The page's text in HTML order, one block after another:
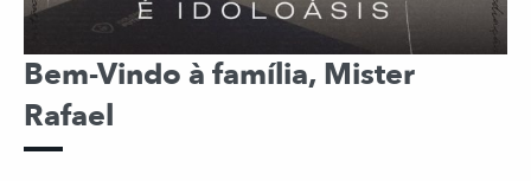
Bem-Vindo à família, Mister
Rafael